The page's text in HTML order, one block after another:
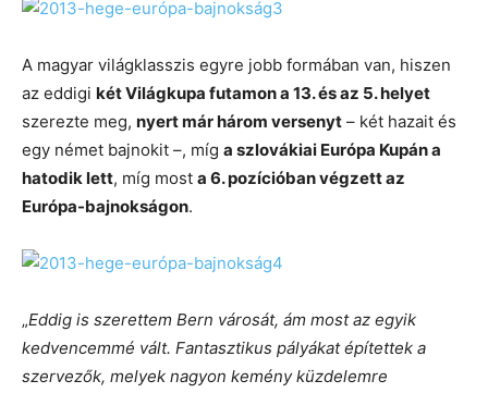
A magyar világklasszis egyre jobb formában van, hiszen
az eddigi két Világkupa futamon a 13. és az 5. helyet
szerezte meg, nyert már három versenyt – két hazait és
egy német bajnokit –, míg a szlovákiai Európa Kupán a
hatodik lett, míg most a 6. pozícióban végzett az
Európa-bajnokságon.
„Eddig is szerettem Bern városát, ám most az egyik
kedvencemmé vált. Fantasztikus pályákat építettek a
szervezők, melyek nagyon kemény küzdelemre